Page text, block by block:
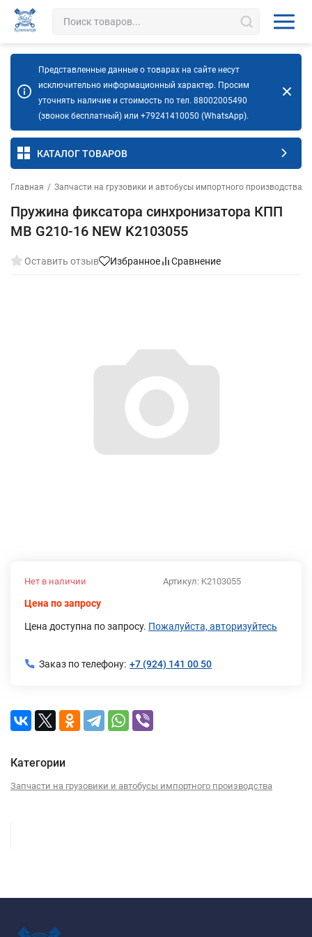
Представленные данные о товарах на сайте несут
исключительно информационный характер. Просим
уточнять наличие и стоимость по тел. 88002005490
(звонок бесплатный) или +79241410050 (WhatsApp).
КАТАЛОГ ТОВАРОВ
Главная / Запчасти на грузовики и автобусы импортного производства
Пружина фиксатора синхронизатора КПП
MB G210-16 NEW K2103055
Оставить отзыв Избранное Сравнение
Артикул: K2103055
Нет в наличии
Цена по запросу
Цена доступна по запросу. Пожалуйста, авторизуйтесь
Заказ по телефону: +7 (924) 141 00 50
Категории
Запчасти на грузовики и автобусы импортного производства